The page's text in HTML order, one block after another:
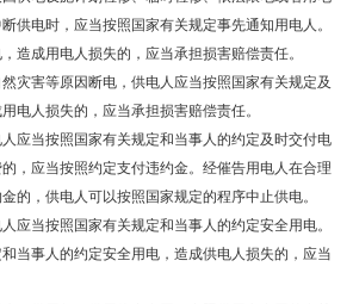
供电时，应当按照国家有关规定事先通知用电人。
造成用电人损失的，应当承担损害赔偿责任。
然灾害等原因断电，供电人应当按照国家有关规定及
电人损失的，应当承担损害赔偿责任。
人应当按照国家有关规定和当事人的约定及时交付电
，应当按照约定支付违约金。经催告用电人在合理
的，供电人可以按照国家规定的程序中止供电。
应当按照国家有关规定和当事人的约定安全用电。
当事人的约定安全用电，造成供电人损失的，应当